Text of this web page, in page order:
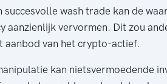
succesvolle wash trade kan de
aanzienlijk vervormen. Dit zou
aanbod van het crypto-actief.
kan nietsvermoedende